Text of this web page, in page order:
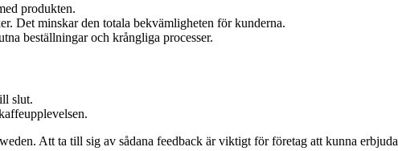
produkten.
Det minskar den totala bekvämligheten för kunderna.
beställningar och krångliga processer.
slut.
Att ta till sig av sådana feedback är viktigt för företag att kunna erbjuda